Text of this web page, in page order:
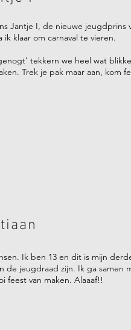
Jantje I, de nieuwe jeugdprins
klaar om carnaval te vieren.
tekkern we heel wat
Trek je pak maar aan, kom
Ik ben 13 en dit is mijn
de jeugdraad zijn. Ik ga samen
feest van maken. Alaaaf!!